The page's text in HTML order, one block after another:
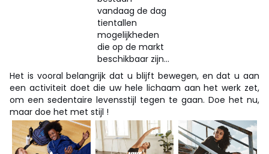
vandaag de dag
tientallen
mogelijkheden
die op de markt
beschikbaar zijn...
Het is vooral belangrijk dat u blijft bewegen, en dat u aan
een activiteit doet die uw hele lichaam aan het werk zet,
om een sedentaire levensstijl tegen te gaan. Doe het nu,
maar doe het met stijl !